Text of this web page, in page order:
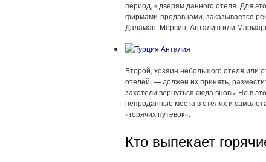
Доминикана
Канада
Куба
Южная Америка
период, к дверям данного отеля. Для
фирмами-продавцами, заказывается
Даламан, Мерсин, Анталию или
Второй, хозяин небольшого отеля или
отелей, — должен их принять,
захотели вернуться сюда вновь. Но в
непроданные места в отелях и
«горячих путевок».
Кто выпекает